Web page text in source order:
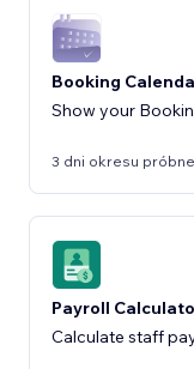
Booking
Show your
3 dni okresu
Payroll
Calculate staff